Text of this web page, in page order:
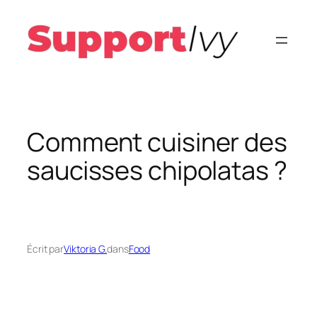
contenu
Comment cuisiner des
saucisses chipolatas ?
Écrit parViktoria G.dansFood